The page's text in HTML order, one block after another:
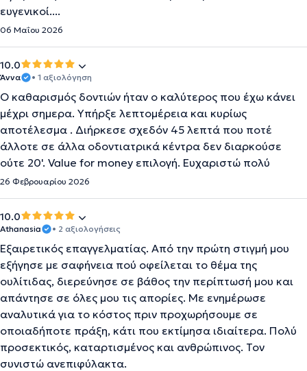
ευγενικοί....
06 Μαΐου 2026
10.0
Άννα • 1 αξιολόγηση
Ο καθαρισμός δοντιών ήταν ο καλύτερος που έχω κάνει
μέχρι σημερα. Υπήρξε λεπτομέρεια και κυρίως
αποτέλεσμα . Διήρκεσε σχεδόν 45 λεπτά που ποτέ
άλλοτε σε άλλα οδοντιατρικά κέντρα δεν διαρκούσε
ούτε 20'. Value for money επιλογή. Ευχαριστώ πολύ
26 Φεβρουαρίου 2026
10.0
Athanasia • 2 αξιολογήσεις
Εξαιρετικός επαγγελματίας. Από την πρώτη στιγμή μου
εξήγησε με σαφήνεια πού οφείλεται το θέμα της
ουλίτιδας, διερεύνησε σε βάθος την περίπτωσή μου και
απάντησε σε όλες μου τις απορίες. Με ενημέρωσε
αναλυτικά για το κόστος πριν προχωρήσουμε σε
οποιαδήποτε πράξη, κάτι που εκτίμησα ιδιαίτερα. Πολύ
προσεκτικός, καταρτισμένος και ανθρώπινος. Τον
συνιστώ ανεπιφύλακτα.